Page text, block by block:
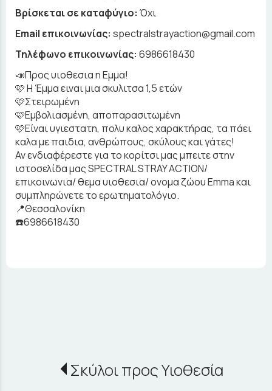
Βρίσκεται σε καταφύγιο: Όχι
Email επικοινωνίας: spectralstrayaction@gmail.com
Τηλέφωνο επικοινωνίας: 6986618430
📣Προς υιοθεσια η Εμμα!
🩷 Η Έμμα ειναι μια σκυλιτσα 1,5 ετών
🩷Στειρωμένη
🩷Εμβολιασμένη, αποπαρασιτωμένη
🩷Είναι υγιεστατη, πολυ καλος χαρακτήρας, τα πάει
καλα με παιδια, ανθρώπους, σκύλους και γάτες!
Αν ενδιαφέρεστε για το κορίτσι μας μπειτε στην
ιστοσελίδα μας SPECTRAL STRAY ACTION/
επικοινωνια/ θεμα υιοθεσια/ ονομα ζώου Emma και
συμπληρώνετε το ερωτηματολόγιο.
📍Θεσσαλονίκη
☎️6986618430
Σκύλοι προς Υιοθεσία